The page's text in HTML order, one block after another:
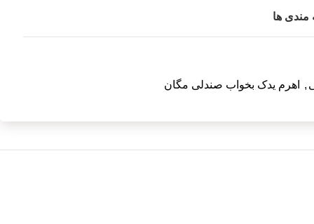
مندی ها
, اهرم یدک بخواب صندلی مگان